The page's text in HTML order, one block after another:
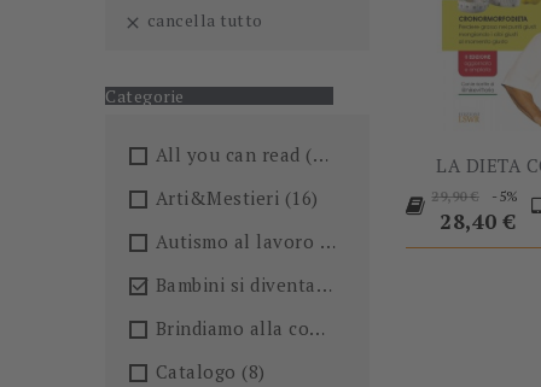
 cancella tutto
Categorie
All you can read (205)
Arti&Mestieri (16)
Autismo al lavoro
(5)
 Bambini si diventa
(4)
Brindiamo alla conoscenza!🍺
Catalogo (8)
LA DIETA
Prezzo
base
29,90 € -5%
28,40 €